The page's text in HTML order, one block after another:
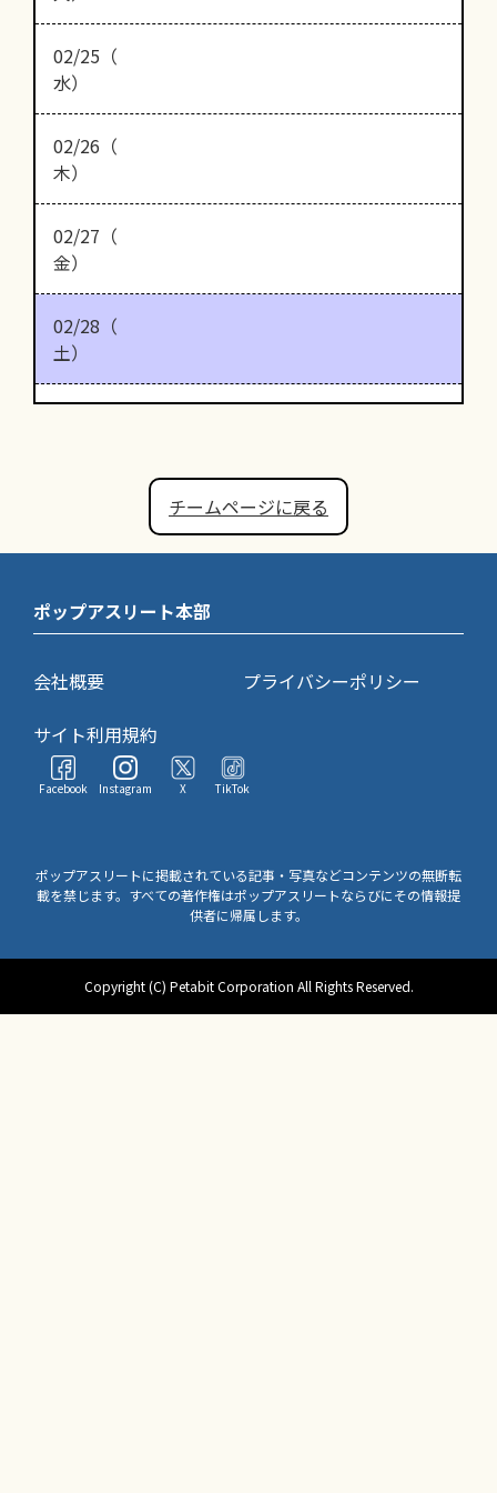
02/25（
水）
02/26（
木）
02/27（
金）
02/28（
土）
チームページに戻る
ポップアスリート本部
会社概要
プライバシーポリシー
サイト利用規約
Facebook Instagram X TikTok
ポップアスリートに掲載されている記事・写真などコンテンツの無断転
載を禁じます。すべての著作権はポップアスリートならびにその情報提
供者に帰属します。
Copyright (C) Petabit Corporation All Rights Reserved.